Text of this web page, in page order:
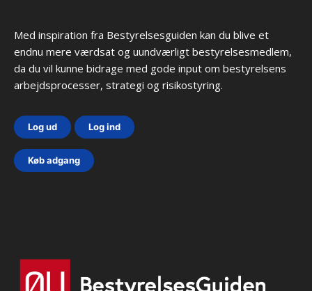
Med inspiration fra Bestyrelsesguiden kan du blive et
endnu mere værdsat og uundværligt bestyrelsesmedlem,
da du vil kunne bidrage med gode input om bestyrelsens
arbejdsprocesser, strategi og risikostyring.
Log ud Log ind
Køb adgang